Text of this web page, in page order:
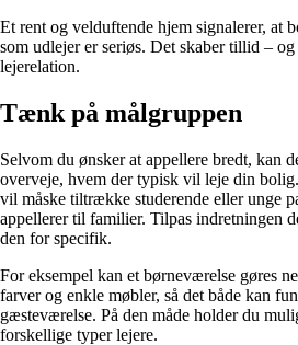
Et rent og velduftende hjem signalerer, at
som udlejer er seriøs. Det skaber tillid –
lejerelation.
Tænk på målgruppen
Selvom du ønsker at appellere bredt, kan
overveje, hvem der typisk vil leje din
vil måske tiltrække studerende eller unge
appellerer til familier. Tilpas indretningen
den for specifik.
For eksempel kan et børneværelse gøres
farver og enkle møbler, så det både kan
gæsteværelse. På den måde holder du
forskellige typer lejere.